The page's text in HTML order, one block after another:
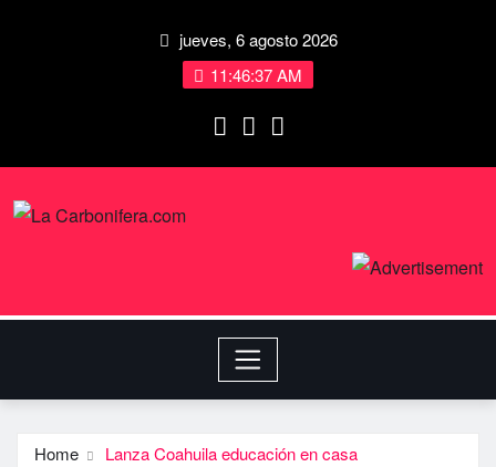
jueves, 6 agosto 2026
11:46:38 AM
Home Lanza Coahuila educación en casa